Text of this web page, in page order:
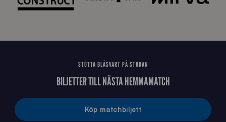
STÖTTA BLÅSVART PÅ STUDAN
BILJETTER TILL NÄSTA HEMMAMATCH
Köp matchbiljett